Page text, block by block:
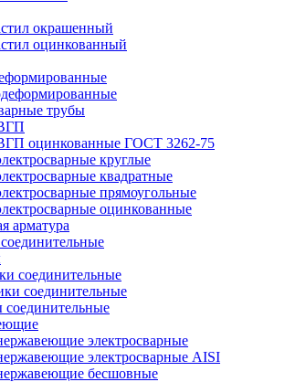
окрашенный
оцинкованный
трубы
оцинкованные ГОСТ 3262-75
круглые
квадратные
прямоугольные
оцинкованные
арматура
соединительные
соединительные
электросварные
электросварные AISI
бесшовные